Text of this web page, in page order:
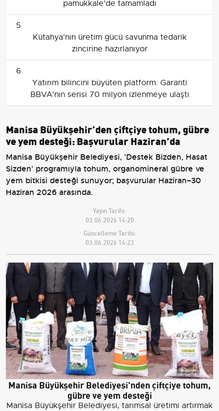
pamukkale'de tamamladı
5
Kütahya'nın üretim gücü savunma tedarik
zincirine hazırlanıyor
6
Yatırım bilincini büyüten platform: Garanti
BBVA'nın serisi 70 milyon izlenmeye ulaştı
Manisa Büyükşehir’den çiftçiye tohum, gübre
ve yem desteği: Başvurular Haziran’da
Manisa Büyükşehir Belediyesi, 'Destek Bizden, Hasat
Sizden' programıyla tohum, organomineral gübre ve
yem bitkisi desteği sunuyor; başvurular Haziran–30
Haziran 2026 arasında.
Yayın Tarihi:
03.06.2026 14:20
Güncelleme Tarihi:
03.06.2026 14:23
Manisa Büyükşehir Belediyesi'nden çiftçiye tohum,
gübre ve yem desteği
Manisa Büyükşehir Belediyesi, tarımsal üretimi artırmak